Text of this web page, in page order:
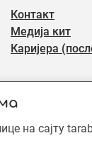
на сајту
Контакт
Медија кит
Каријера
Садржај је